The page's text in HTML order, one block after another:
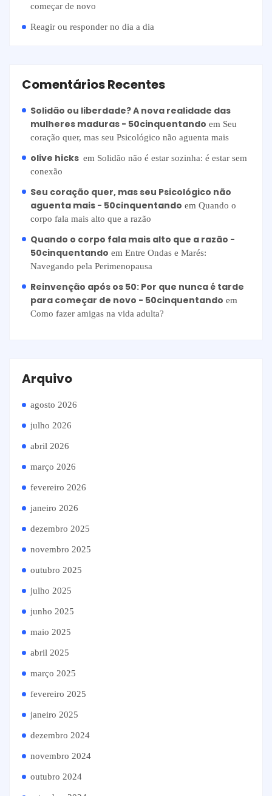
começar de novo
Reagir ou responder no dia a dia
Comentários Recentes
Solidão ou liberdade? A nova realidade das
mulheres maduras - 50cinquentando em Seu
coração quer, mas seu Psicológico não aguenta mais
olive hicks em Solidão não é estar sozinha: é estar sem
conexão
Seu coração quer, mas seu Psicológico não
aguenta mais - 50cinquentando em Quando o
corpo fala mais alto que a razão
Quando o corpo fala mais alto que a razão -
50cinquentando em Entre Ondas e Marés:
Navegando pela Perimenopausa
Reinvenção após os 50: Por que nunca é tarde
para começar de novo - 50cinquentando em
Como fazer amigas na vida adulta?
Arquivo
agosto 2026
julho 2026
abril 2026
março 2026
fevereiro 2026
janeiro 2026
dezembro 2025
novembro 2025
outubro 2025
julho 2025
junho 2025
maio 2025
abril 2025
março 2025
fevereiro 2025
janeiro 2025
dezembro 2024
novembro 2024
outubro 2024